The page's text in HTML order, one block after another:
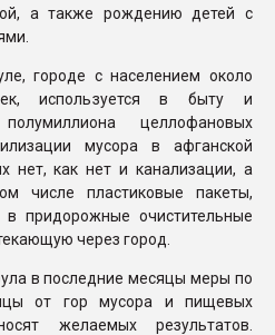
а также рождению детей с
городе с населением около
используется в быту и
целлофановых
мусора в афганской
нет, как нет и канализации, а
числе пластиковые пакеты,
придорожные очистительные
через город.
в последние месяцы меры по
от гор мусора и пищевых
желаемых результатов.